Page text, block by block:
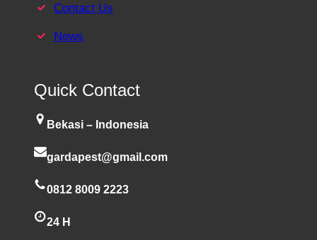
Contact Us
News
Quick Contact
Bekasi – Indonesia
gardapest@gmail.com
0812 8009 2223
24 H